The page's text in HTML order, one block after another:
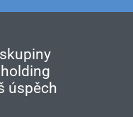
holding
úspěch